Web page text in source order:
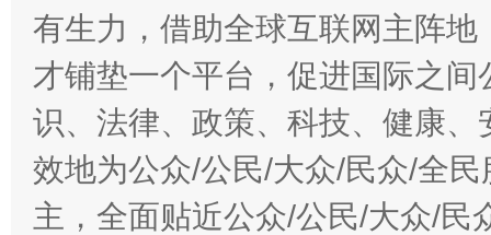
有生力，借助全球互联网主阵
才铺垫一个平台，促进国际之
识、法律、政策、科技、健康
效地为公众/公民/大众/民众/全
主，全面贴近公众/公民/大众/民